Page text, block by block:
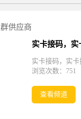
供应商
实卡接码，
实卡接码，实卡
浏览次数： 751
查看频道